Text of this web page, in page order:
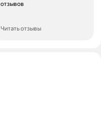
отзывов
Читать отзывы